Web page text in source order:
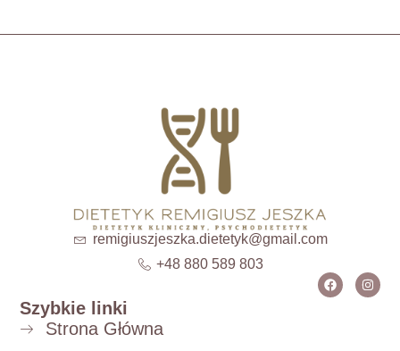
remigiuszjeszka.dietetyk@gmail.com
+48 880 589 803
Szybkie linki
Strona Główna